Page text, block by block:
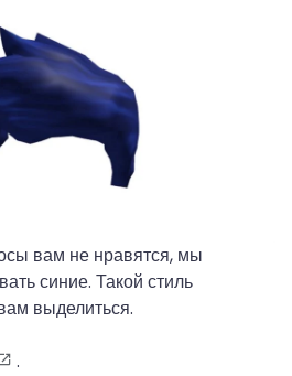
вам не нравятся, мы
синие. Такой стиль
выделиться.
.